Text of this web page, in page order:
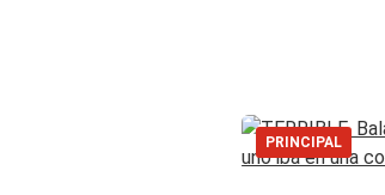
PRINCIPAL